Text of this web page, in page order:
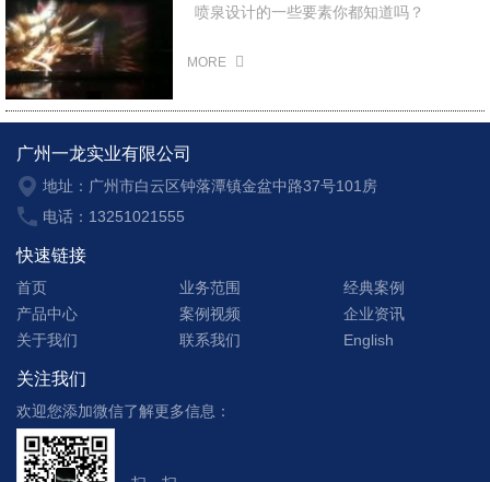
喷泉设计的一些要素你都知道吗？
MORE
广州一龙实业有限公司
地址：广州市白云区钟落潭镇金盆中路37号101房
电话：13251021555
快速链接
首页 业务范围
经典案例
产品中心
案例视频
企业资讯
关于我们
联系我们 English
关注我们
欢迎您添加微信了解更多信息：